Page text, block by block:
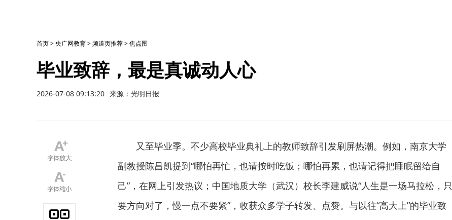
首页>央广网教育>频道页推荐>焦点图
毕业致辞，最是真诚动人心
2026-07-08 09:13:20 来源：光明日报
又至毕业季。不少高校毕业典礼上的教师致辞引发刷屏热潮。例如，南京大学
副教授陈昌凯提到“哪怕再忙，也请按时吃饭；哪怕再累，也请记得把睡眠留给自
己”，在网上引发热议；中国地质大学（武汉）校长李建威说“人生是一场马拉松，只
要方向对了，慢一点不要紧”，收获众多学子转发、点赞。与以往“高大上”的毕业致